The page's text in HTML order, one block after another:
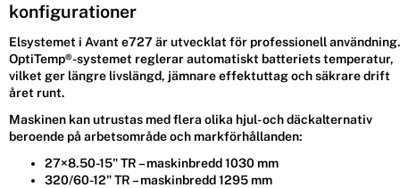
konfigurationer
Elsystemet i Avant e727 är utvecklat för professionell användning.
OptiTemp®-systemet reglerar automatiskt batteriets temperatur,
vilket ger längre livslängd, jämnare effektuttag och säkrare drift
året runt.
Maskinen kan utrustas med flera olika hjul- och däckalternativ
beroende på arbetsområde och markförhållanden:
27×8.50-15" TR – maskinbredd 1030 mm
320/60-12" TR – maskinbredd 1295 mm